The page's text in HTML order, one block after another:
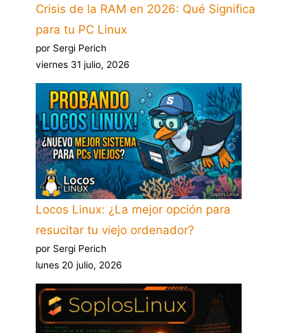
Crisis de la RAM en 2026: Qué Significa
para tu PC Linux
por Sergi Perich
viernes 31 julio, 2026
Locos Linux: ¿La mejor opción para
resucitar tu viejo ordenador?
por Sergi Perich
lunes 20 julio, 2026